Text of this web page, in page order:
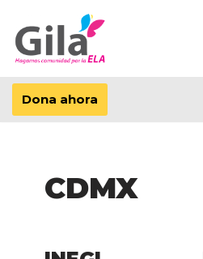
Saltar
al
contenido
Dona ahora
CDMX